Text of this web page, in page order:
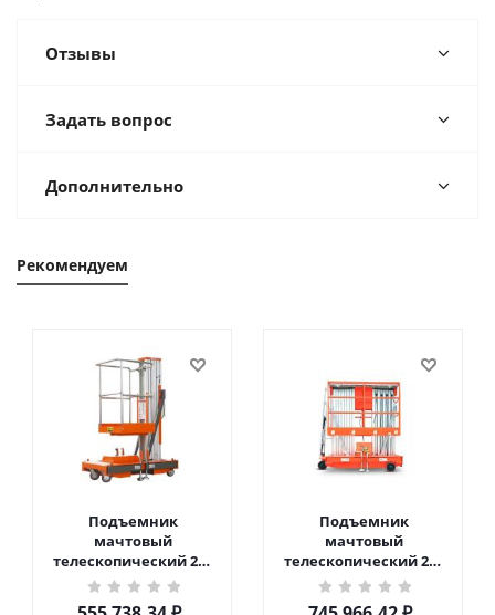
Отзывы
Задать вопрос
Дополнительно
Рекомендуем
Подъемник
мачтовый
телескопический 200
кг 6 м TOR GTWY6-200S
DC 2-мачтовый
Подъемник
мачтовый
телескопический 200
кг 10 м TOR GTWY10-
200S DC 2-мачтовый